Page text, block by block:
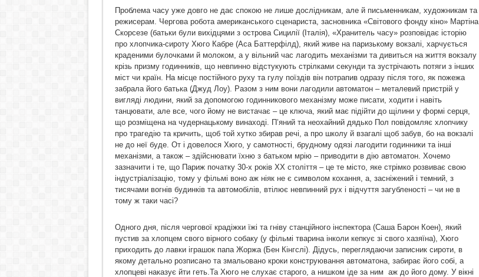
Проблема часу уже довго не дає спокою не лише дослідникам, але й письменникам, художникам та
режисерам. Чергова робота американського сценариста, засновника «Світового фонду кіно» Мартіна
Скорсезе (батьки були вихідцями з острова Сицилії (Італія), «Хранитель часу» розповідає історію
про хлопчика-сироту Хюго Кабре (Аса Баттерфілд), який живе на паризькому вокзалі, харчується
краденими булочками й молоком, а у вільний час лагодить механізми та дивиться на життя вокзалу
крізь призму годинників, що невпинно відстукують стрілками секунди та зустрічають потяги з інших
міст чи країн. На місце постійного руху та гулу поїздів він потрапив одразу після того, як пожежа
забрала його батька (Джуд Лоу). Разом з ним вони лагодили автоматон – металевий пристрій у
вигляді людини, який за допомогою годинникового механізму може писати, ходити і навіть
танцювати, але все, чого йому не вистачає – це ключа, який має підійти до щілини у формі серця,
що розміщена на чудернацькому винаході. П’яний та неохайний дядько Пол повідомляє хлопчику
про трагедію та кричить, щоб той хутко збирав речі, а про школу й взагалі щоб забув, бо на вокзалі
не до неї буде. От і довелося Хюго, у самотності, брудному одязі лагодити годинники та інші
механізми, а також – здійснювати їхню з батьком мрію – приводити в дію автоматон. Хочемо
зазначити і те, що Париж початку 30-х років ХХ століття – це те місто, яке стрімко розвиває свою
індустріалізацію, тому у фільмі воно аж ніяк не є символом кохання, а, засніжений і темний, з
тисячами вогнів будинків та автомобілів, втілює невпинний рух і відчуття загубленості – чи не в
тому ж таки часі?
Одного дня, після чергової крадіжки їжі та гніву станційного інспектора (Саша Барон Коен), який
пустив за хлопцем свого вірного собаку (у фільмі тварина інколи кепкує зі свого хазяїна), Хюго
приходить до лавки іграшок папа Жоржа (Бен Кінгслі). Дідусь, переглядаючи записник сироти, в
якому детально розписано та змальовано кроки конструювання автоматона, забирає його собі, а
хлопцеві наказує йти геть.Та Хюго не слухає старого, а нишком іде за ним аж до його дому. У вікні